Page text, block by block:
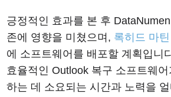
긍정적인 효과를 본 후
존에 영향을 미쳤으며, 록히드 마틴
에 소프트웨어를 배포할 계획입니
효율적인 Outlook 복구 소프트웨어
하는 데 소요되는 시간과 노력을